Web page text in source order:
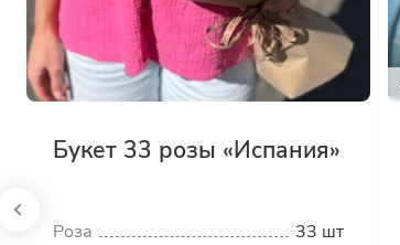
Букет 33 розы «Испания»
Роза
33 шт